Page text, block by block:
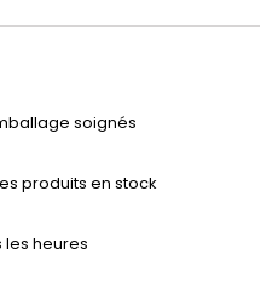
soignés
produits en stock
les heures